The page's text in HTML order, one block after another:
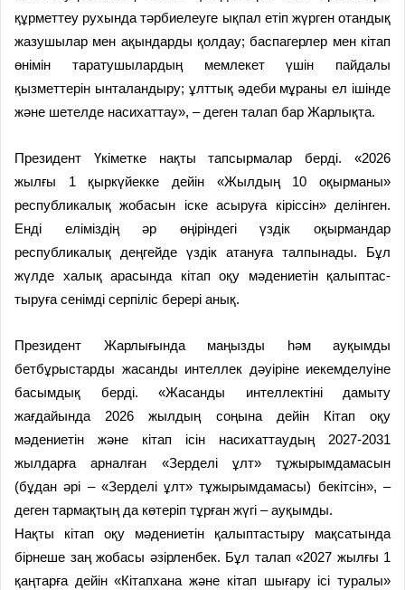
құрметтеу рухында тәрбиелеуге ықпал етіп жүрген отандық
жазушылар мен ақындарды қолдау; баспагерлер мен кітап
өнімін таратушылардың мемлекет үшін пайдалы
қызметтерін ынталандыру; ұлттық әдеби мұраны ел ішінде
және шетелде насихаттау», – деген талап бар Жарлықта.
Президент Үкіметке нақты тапсырмалар берді. «2026
жылғы 1 қыркүйекке дейін «Жылдың 10 оқырманы»
республикалық жобасын іске асыруға кіріссін» делінген.
Енді еліміздің әр өңіріндегі үздік оқырмандар
республикалық деңгейде үздік атануға талпынады. Бұл
жүлде халық арасында кітап оқу мәдениетін қалыптас­
тыруға сенімді серпіліс берері анық.
Президент Жарлығында маң­ызды һәм ауқымды
бетбұрыстарды жасанды интеллек дәуіріне иекемделуіне
басымдық берді. «Жасанды интеллектіні дамыту
жағдайында 2026 жылдың соңына дейін Кітап оқу
мәдениетін және кітап ісін насихаттаудың 2027-2031
жылдарға арналған «Зерделі ұлт» тұжырымдамасын
(бұдан әрі – «Зерделі ұлт» тұжырымдамасы) бекітсін», –
деген тармақтың да көтеріп тұрған жүгі – ауқымды.
Нақты кітап оқу мәдениетін қалыптастыру мақсатында
бірнеше заң жобасы әзірленбек. Бұл талап «2027 жылғы 1
қаңтарға дейін «Кітапхана және кітап шығару ісі туралы»